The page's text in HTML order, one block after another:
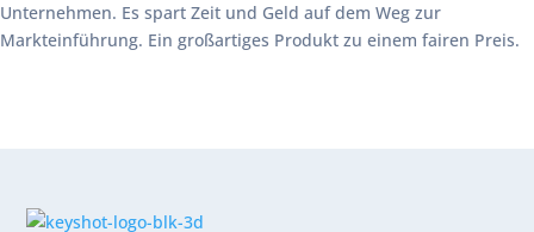
Unternehmen. Es spart Zeit und Geld auf dem Weg zur
Markteinführung. Ein großartiges Produkt zu einem fairen Preis.